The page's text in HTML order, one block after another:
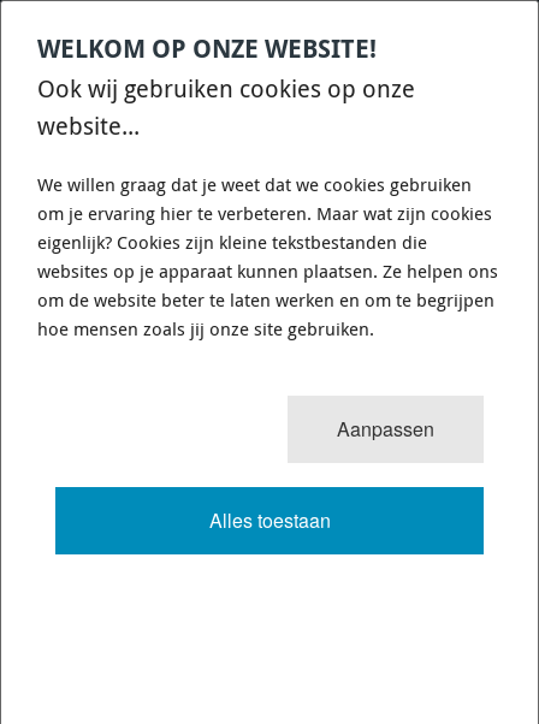
WHATSAPP ONS VOOR SNELLE VRAGEN EN ANTWOORDEN :)
0 resultaten Sorteren op:
TOYOTA
VOLLEDIGE TEKST
WELKOM OP ONZE WEBSITE!
Ook wij gebruiken cookies op onze
website...
We willen graag dat je weet dat we cookies gebruiken
om je ervaring hier te verbeteren. Maar wat zijn cookies
eigenlijk? Cookies zijn kleine tekstbestanden die
websites op je apparaat kunnen plaatsen. Ze helpen ons
om de website beter te laten werken en om te begrijpen
hoe mensen zoals jij onze site gebruiken.
Aanpassen
Alles toestaan